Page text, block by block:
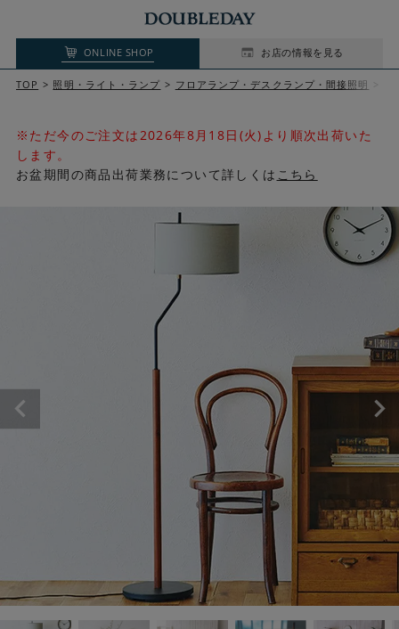
ONLINE SHOP お店の情報を見る
TOP 照明・ライト・ランプ フロアランプ・デスクランプ・間接照明
※ただ今のご注文は2026年8月18日(火)より順次出荷いた
します。
お盆期間の商品出荷業務について詳しくは こちら